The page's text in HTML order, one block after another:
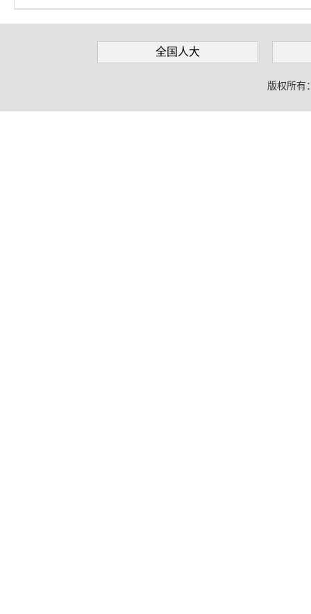
全国人大
版权所